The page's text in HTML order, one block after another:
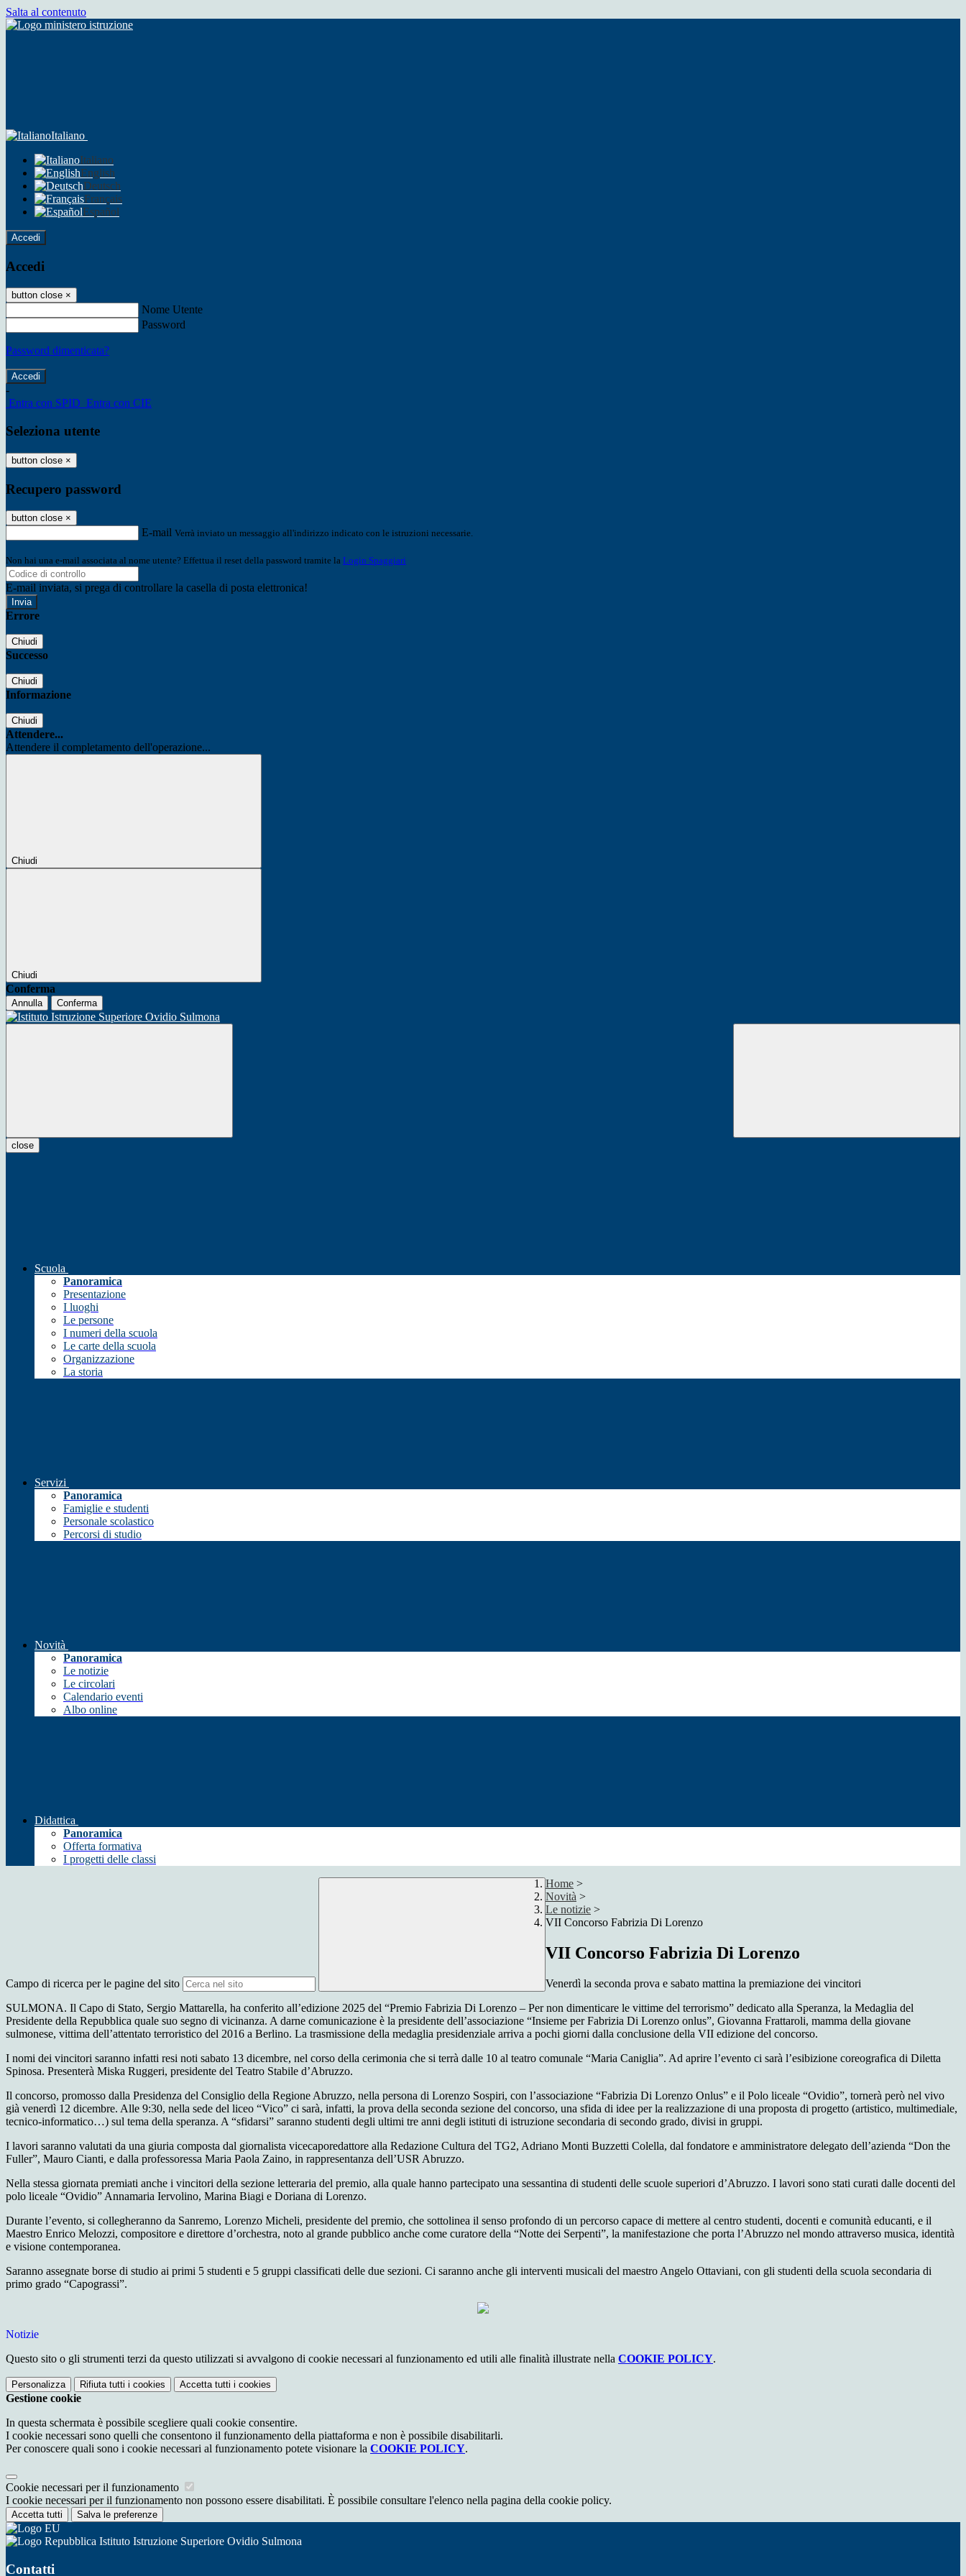
Salta al contenuto
Italiano
Italiano
English
Deutsch
Français
Español
Accedi
Accedi
button close ×
Nome Utente
Password
Password dimenticata?
-
Entra con SPID Entra con CIE
Seleziona utente
button close ×
Recupero password
button close ×
E-mail Verrà inviato un messaggio all'indirizzo indicato con le istruzioni necessarie.
Non hai una e-mail associata al nome utente? Effettua il reset della password tramite la Login Spaggiari
E-mail inviata, si prega di controllare la casella di posta elettronica!
Errore
Chiudi
Successo
Chiudi
Informazione
Chiudi
Attendere...
Attendere il completamento dell'operazione...
Chiudi
Chiudi
Conferma
Annulla Conferma
close
Scuola
Panoramica
Presentazione
I luoghi
Le persone
I numeri della scuola
Le carte della scuola
Organizzazione
La storia
Servizi
Panoramica
Famiglie e studenti
Personale scolastico
Percorsi di studio
Novità
Panoramica
Le notizie
Le circolari
Calendario eventi
Albo online
Didattica
Panoramica
Offerta formativa
I progetti delle classi
Campo di ricerca per le pagine del sito
Home >
Novità >
Le notizie >
VII Concorso Fabrizia Di Lorenzo
VII Concorso Fabrizia Di Lorenzo
Venerdì la seconda prova e sabato mattina la premiazione dei vincitori
SULMONA. Il Capo di Stato, Sergio Mattarella, ha conferito all’edizione 2025 del “Premio Fabrizia Di Lorenzo – Per non dimenticare le vittime del terrorismo” dedicato alla Speranza, la Medaglia del
Presidente della Repubblica quale suo segno di vicinanza. A darne comunicazione è la presidente dell’associazione “Insieme perFabrizia Di Lorenzo onlus”, Giovanna Frattaroli, mamma della giovane
sulmonese, vittima dell’attentato terroristico del 2016 a Berlino. La trasmissione della medaglia presidenziale arriva a pochi giorni dalla conclusione della VII edizione del concorso.
I nomi dei vincitori saranno infatti resi noti sabato 13 dicembre, nel corso della cerimonia che si terrà dalle 10 al teatro comunale “Maria Caniglia”. Ad aprire l’evento ci sarà l’esibizione coreografica di Diletta
Spinosa. Presenterà Miska Ruggeri, presidente del Teatro Stabile d’Abruzzo.
Il concorso, promosso dalla Presidenza del Consiglio della Regione Abruzzo, nella persona di Lorenzo Sospiri, con l’associazione “Fabrizia Di Lorenzo Onlus” e il Polo liceale “Ovidio”, tornerà però nel vivo
già venerdì 1 2 dicembre. Alle 9:30, nella sede del liceo “Vico” ci sarà, infatti, la prova della seconda sezione del concorso, una sfida di idee per la realizzazione di una proposta di progetto (artistico, multimediale,
tecnico-informatico…) sul tema della speranza. A “sfidarsi” saranno studenti degli ultimi tre anni degli istituti di istruzione secondaria di secondo grado, divisi in gruppi.
I lavori saranno valutati da una giuria composta dal giornalista vicecaporedattore alla Redazione Cultura del TG2, Adriano Monti Buzzetti Colella, dal fondatore e amministratore delegato dell’azienda “Don the
Fuller”, Mauro Cianti, e dalla professoressa Maria Paola Zaino, in rappresentanza dell’USR Abruzzo.
Nella stessa giornata premiati anche i vincitori della sezione letteraria del premio, alla quale hanno partecipato una sessantina di studenti delle scuole superiori d’Abruzzo. I lavori sono stati curati dalle docenti del
polo liceale “Ovidio” Annamaria Iervolino, Marina Biagi e Doriana di Lorenzo.
Durante l’evento, si collegheranno da Sanremo, Lorenzo Micheli, presidente del premio, che sottolinea il senso profondo di un percorso capace di mettere al centro studenti, docenti e comunità educanti, e il
Maestro Enrico Melozzi, compositore e direttore d’orchestra, noto al grande pubblico anche come curatore della “Notte dei Serpenti”, la manifestazione che porta l’Abruzzo nel mondo attraverso musica, identità
e visione contemporanea.
Saranno assegnate borse di studio ai primi 5 studenti e 5 gruppi classificati delle due sezioni. Ci saranno anche gli interventi musicali del maestro Angelo Ottaviani, con gli studenti della scuola secondaria di
primo grado “Capograssi”.
Notizie
Questo sito o gli strumenti terzi da questo utilizzati si avvalgono di cookie necessari al funzionamento ed utili alle finalità illustrate nella COOKIE POLICY.
Personalizza Rifiuta tutti i cookies Accetta tutti i cookies
Gestione cookie
In questa schermata è possibile scegliere quali cookie consentire.
I cookie necessari sono quelli che consentono il funzionamento della piattaforma e non è possibile disabilitarli.
Per conoscere quali sono i cookie necessari al funzionamento potete visionare la COOKIE POLICY.
Cookie necessari per il funzionamento
I cookie necessari per il funzionamento non possono essere disabilitati. È possibile consultare l'elenco nella pagina della cookie policy.
Accetta tutti Salva le preferenze
Istituto Istruzione Superiore Ovidio Sulmona
Contatti